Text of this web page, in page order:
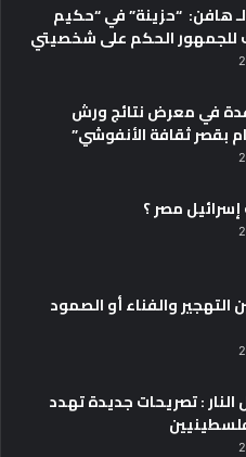
هافن: “حزينة” في “حكيم
للجمهور الحكم على شخصيتي
في معرض نتائج ورش
بقصر ثقافة الأنفوشي”
مصر ؟
والفناء أو الصمود
: تصريحات جديدة تهدد